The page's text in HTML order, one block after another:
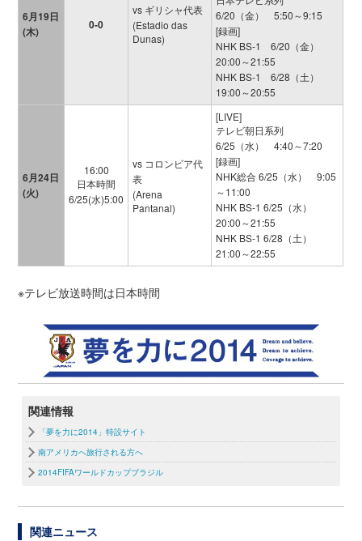
6月19日
(木)
0-0
vs ギリシャ代表
(Estadio das
Dunas)
6/20（金） 5:50～9:15
[録画]
NHK BS-1 6/20（金）
20:00～21:55
NHK BS-1 6/28（土）
19:00～20:55
6月24日
(火)
16:00
日本時間
6/25(水)5:00
vs コロンビア代
表
(Arena
Pantanal)
[LIVE]
テレビ朝日系列
6/25（水） 4:40～7:20
[録画]
NHK総合 6/25（水） 9:05
～11:00
NHK BS-1 6/25（水）
20:00～21:55
NHK BS-1 6/28（土）
21:00～22:55
※テレビ放送時間は日本時間
関連情報
「夢を力に2014」特設サイト
南アメリカへ旅行される方へ
2014FIFAワールドカップブラジル
関連ニュース